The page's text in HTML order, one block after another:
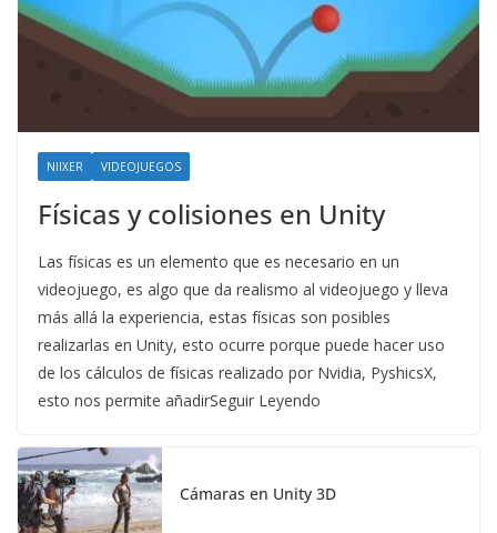
NIIXER VIDEOJUEGOS
Físicas y colisiones en Unity
Las físicas es un elemento que es necesario en un
videojuego, es algo que da realismo al videojuego y lleva
más allá la experiencia, estas físicas son posibles
realizarlas en Unity, esto ocurre porque puede hacer uso
de los cálculos de físicas realizado por Nvidia, PyshicsX,
esto nos permite añadirSeguir Leyendo
Cámaras en Unity 3D